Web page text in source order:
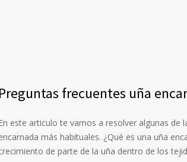
Preguntas frecuentes uña
este articulo te vamos a resolver algunas de
más habituales. ¿Qué es una uña
de parte de la uña dentro de los